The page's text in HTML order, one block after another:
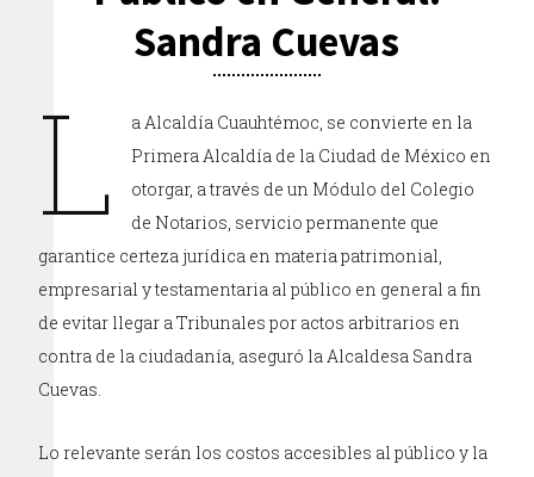
Sandra Cuevas
L
a Alcaldía Cuauhtémoc, se convierte en la
Primera Alcaldía de la Ciudad de México en
otorgar, a través de un Módulo del Colegio
de Notarios, servicio permanente que
garantice certeza jurídica en materia patrimonial,
empresarial y testamentaria al público en general a fin
de evitar llegar a Tribunales por actos arbitrarios en
contra de la ciudadanía, aseguró la Alcaldesa Sandra
Cuevas.
Lo relevante serán los costos accesibles al público y la